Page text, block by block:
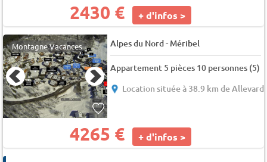
2430 € + d'infos >
Montagne Vacances Alpes du Nord- Méribel
Appartement 5 pièces 10 personnes (5)
Location située à 38.9 km de Allevard
4265 € + d'infos >